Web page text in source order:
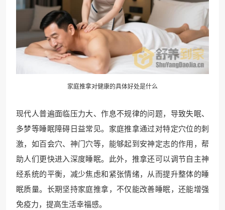
家庭推拿对健康的具体好处是什么
现代人普遍面临压力大、作息不规律的问题，导致失眠、
多梦等睡眠障碍日益常见。家庭推拿通过对特定穴位的刺
激，如百会穴、神门穴等，能够起到安神定志的作用，帮
助人们更快进入深度睡眠。此外，推拿还可以调节自主神
经系统的平衡，减少焦虑和紧张情绪，从而提升整体的睡
眠质量。长期坚持家庭推拿，不仅能改善睡眠，还能增强
免疫力，提高生活幸福感。